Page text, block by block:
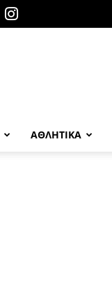
ΑΘΛΗΤΙΚΑ